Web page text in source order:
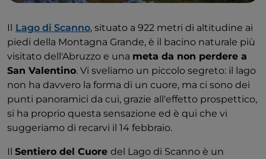
Il Lago di Scanno, situato a 922 metri di altitudine ai
piedi della Montagna Grande, è il bacino naturale più
visitato dell'Abruzzo e una meta da non perdere a
San Valentino. Vi sveliamo un piccolo segreto: il lago
non ha davvero la forma di un cuore, ma ci sono dei
punti panoramici da cui, grazie all'effetto prospettico,
si ha proprio questa sensazione ed è qui che vi
suggeriamo di recarvi il 14 febbraio.
Il Sentiero del Cuore del Lago di Scanno è un